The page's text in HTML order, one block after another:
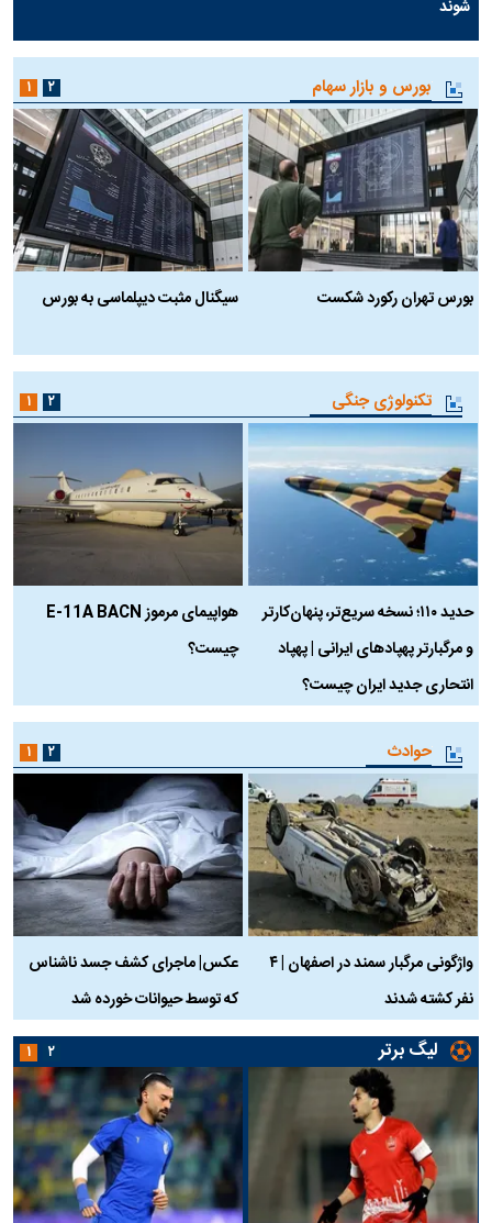
شوند
بورس و بازار سهام
بورس تهران رکورد شکست
سیگنال مثبت دیپلماسی به بورس
۱ ۲
تکنولوژی جنگی
حدید ۱۱۰؛ نسخه سریع‌تر، پنهان‌کارتر
و مرگبارتر پهپادهای ایرانی | پهپاد
انتحاری جدید ایران چیست؟
هواپیمای مرموز E-11A BACN
چیست؟
۱ ۲
حوادث
واژگونی مرگبار سمند در اصفهان | ۴
نفر کشته شدند
عکس| ماجرای کشف جسد ناشناس
که توسط حیوانات خورده شد
۱ ۲
لیگ برتر ۱ ۲